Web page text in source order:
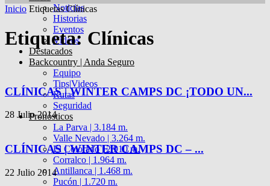
Noticias
Historias
Eventos
Videos
Destacados
Backcountry | Anda Seguro
Equipo
Tips|Videos
Rutas
Seguridad
Pronósticos
La Parva | 3.184 m.
Valle Nevado | 3.264 m.
El Colorado | 2.910 m.
Corralco | 1.964 m.
Antillanca | 1.468 m.
Pucón | 1.720 m.
Inicio Etiquetas Clínicas
Etiqueta: Clínicas
CLÍNICAS | WINTER CAMPS DC ¡TODO UN...
28 Julio 2014
CLÍNICAS | WINTER CAMPS DC – ...
22 Julio 2014